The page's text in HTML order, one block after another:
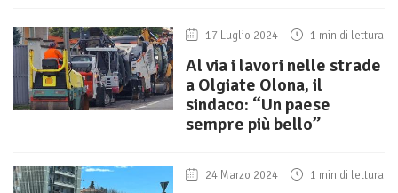
17 Luglio 2024 1 min di lettura
Al via i lavori nelle strade
a Olgiate Olona, il
sindaco: “Un paese
sempre più bello”
24 Marzo 2024 1 min di lettura